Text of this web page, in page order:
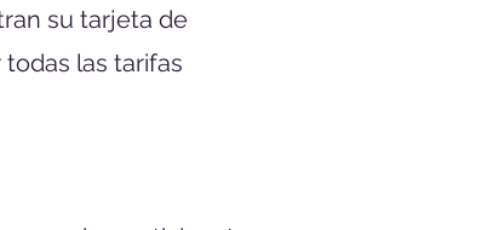
su tarjeta de
las tarifas